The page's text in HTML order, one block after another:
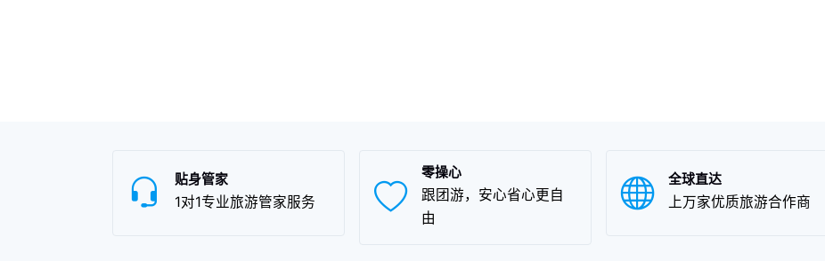
贴身管家
1对1专业旅游管家服务
零操心
跟团游，安心省心更自
由
全球直达
上万家优质旅游合作商